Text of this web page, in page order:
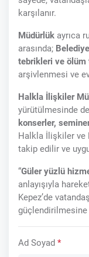
karşılanır.
Müdürlük ayrıca
arasında;
tebrikleri ve ölüm
arşivlenmesi ve
Halkla İlişkiler
yürütülmesinde
konserler,
Halkla İlişkiler ve
takip edilir ve
“Güler yüzlü
anlayışıyla
Kepez’de
güçlendirilmesine
Ad Soyad *